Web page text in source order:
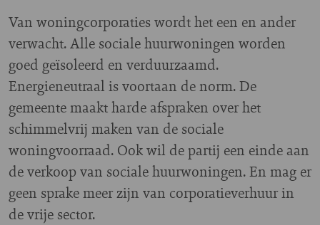
Van woningcorporaties wordt het een en ander
verwacht. Alle sociale huurwoningen worden
goed geïsoleerd en verduurzaamd.
Energieneutraal is voortaan de norm. De
gemeente maakt harde afspraken over het
schimmelvrij maken van de sociale
woningvoorraad. Ook wil de partij een einde aan
de verkoop van sociale huurwoningen. En mag er
geen sprake meer zijn van corporatieverhuur in
de vrije sector.